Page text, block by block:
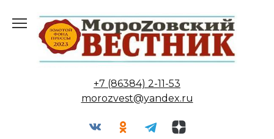
содержанию
+7 (86384) 2-11-53
morozvest@yandex.ru